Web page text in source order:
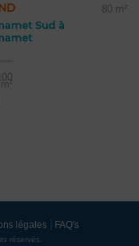
80 m²
Sud à
m²
légales FAQ's
réservés.